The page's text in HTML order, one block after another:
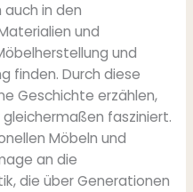
in den
und
und
finden. Durch diese
Geschichte erzählen,
fasziniert.
Möbeln und
an die
die über Generationen